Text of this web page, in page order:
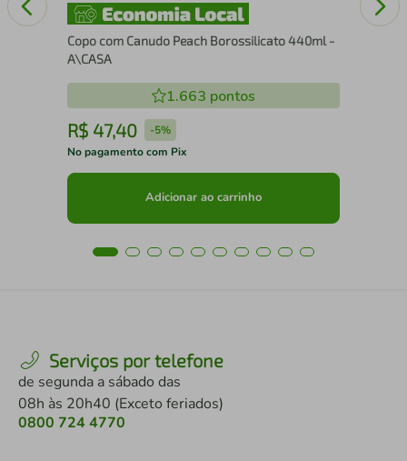
Copo com Canudo Peach Borossilicato 440ml -
A\CASA
1.663 pontos
R$ 47,40 -5%
No pagamento com Pix
Adicionar ao carrinho
Serviços por telefone
de segunda a sábado das
08h às 20h40 (Exceto feriados)
0800 724 4770